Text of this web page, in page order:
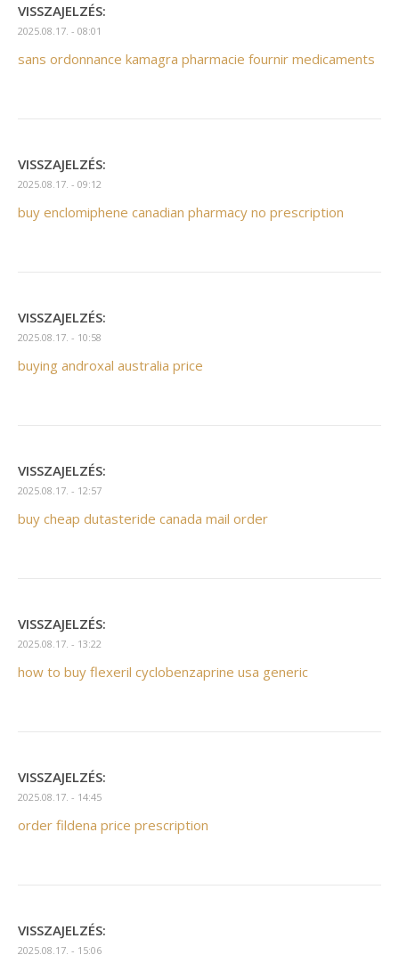
VISSZAJELZÉS:
2025.08.17. - 08:01
sans ordonnance kamagra pharmacie fournir medicaments
VISSZAJELZÉS:
2025.08.17. - 09:12
buy enclomiphene canadian pharmacy no prescription
VISSZAJELZÉS:
2025.08.17. - 10:58
buying androxal australia price
VISSZAJELZÉS:
2025.08.17. - 12:57
buy cheap dutasteride canada mail order
VISSZAJELZÉS:
2025.08.17. - 13:22
how to buy flexeril cyclobenzaprine usa generic
VISSZAJELZÉS:
2025.08.17. - 14:45
order fildena price prescription
VISSZAJELZÉS:
2025.08.17. - 15:06